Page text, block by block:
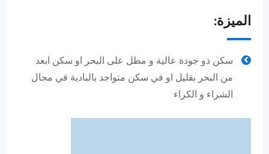
الميزة:
سكن ذو جودة عالية و مطل على البحر او سكن ابعد
من البحر بقليل او في سكن متواجد بالبادية في مجال
الشراء و الكراء